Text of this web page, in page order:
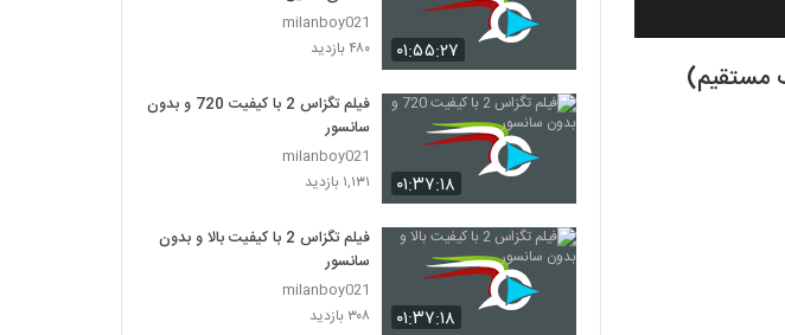
۰۱:۵۵:۲۷
milanboy021
۴۸۰ بازدید
۰۱:۳۷:۱۸
فیلم تگزاس 2 با کیفیت 720 و بدون
سانسور
milanboy021
۱,۱۳۱ بازدید
۰۱:۳۷:۱۸
فیلم تگزاس 2 با کیفیت بالا و بدون
سانسور
milanboy021
۳۰۸ بازدید